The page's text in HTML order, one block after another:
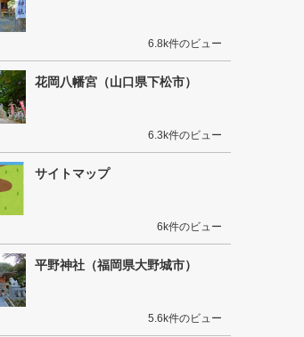
6.8k件のビュー
花岡八幡宮（山口県下松市）
6.3k件のビュー
サイトマップ
6k件のビュー
平野神社（福岡県大野城市）
5.6k件のビュー